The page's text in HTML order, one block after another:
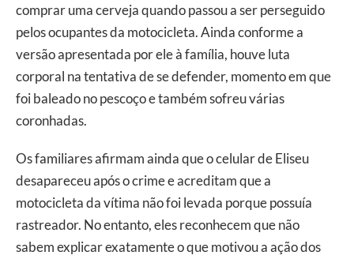
comprar uma cerveja quando passou a ser perseguido
pelos ocupantes da motocicleta. Ainda conforme a
versão apresentada por ele à família, houve luta
corporal na tentativa de se defender, momento em que
foi baleado no pescoço e também sofreu várias
coronhadas.
Os familiares afirmam ainda que o celular de Eliseu
desapareceu após o crime e acreditam que a
motocicleta da vítima não foi levada porque possuía
rastreador. No entanto, eles reconhecem que não
sabem explicar exatamente o que motivou a ação dos